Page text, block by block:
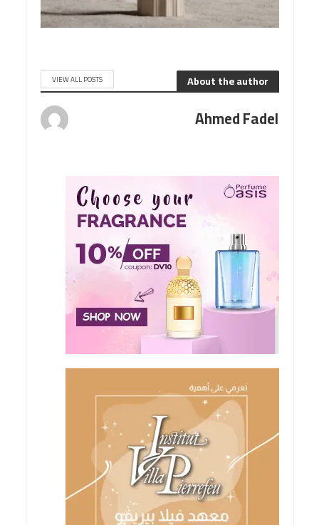
About the author
VIEW ALL POSTS
Ahmed Fadel